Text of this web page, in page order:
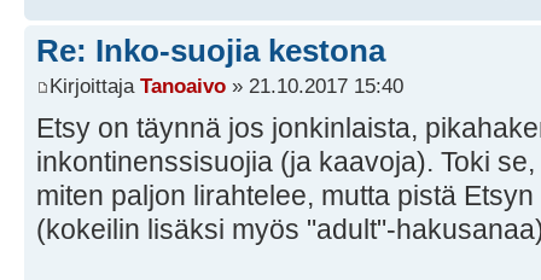
Re: Inko-suojia kestona
Kirjoittaja Tanoaivo » 21.10.2017 15:40
Etsy on täynnä jos jonkinlaista,
inkontinenssisuojia (ja kaavoja). Toki
miten paljon lirahtelee, mutta pistä
(kokeilin lisäksi myös "adult"-